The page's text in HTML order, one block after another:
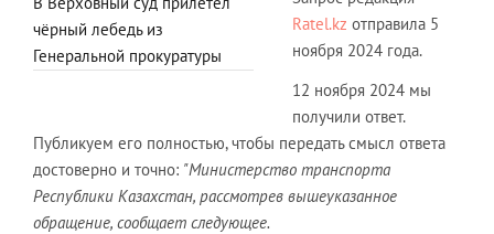
чёрный лебедь из
Генеральной прокуратуры
Ratel.kz отправила 5
ноября 2024 года.
12 ноября 2024 мы
получили ответ.
Публикуем его полностью, чтобы передать смысл ответа
достоверно и точно: "Министерство транспорта
Республики Казахстан, рассмотрев вышеуказанное
обращение, сообщает следующее.